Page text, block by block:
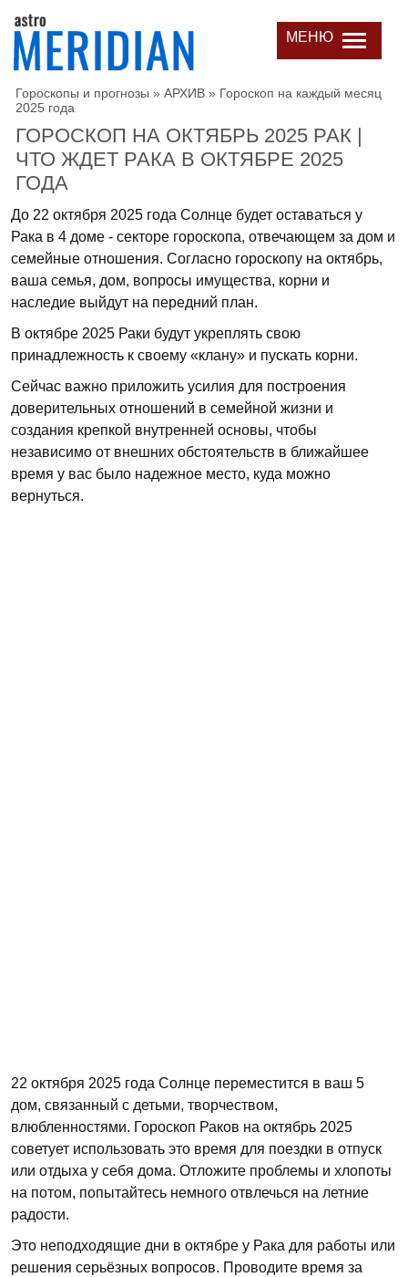
МЕНЮ
Гороскопы и прогнозы » АРХИВ » Гороскоп на каждый месяц
2025 года
ГОРОСКОП НА ОКТЯБРЬ 2025 РАК |
ЧТО ЖДЕТ РАКА В ОКТЯБРЕ 2025
ГОДА
До 22 октября 2025 года Солнце будет оставаться у
Рака в 4 доме - секторе гороскопа, отвечающем за дом и
семейные отношения. Согласно гороскопу на октябрь,
ваша семья, дом, вопросы имущества, корни и
наследие выйдут на передний план.
В октябре 2025 Раки будут укреплять свою
принадлежность к своему «клану» и пускать корни.
Сейчас важно приложить усилия для построения
доверительных отношений в семейной жизни и
создания крепкой внутренней основы, чтобы
независимо от внешних обстоятельств в ближайшее
время у вас было надежное место, куда можно
вернуться.
22 октября 2025 года Солнце переместится в ваш 5
дом, связанный с детьми, творчеством,
влюбленностями. Гороскоп Раков на октябрь 2025
советует использовать это время для поездки в отпуск
или отдыха у себя дома. Отложите проблемы и хлопоты
на потом, попытайтесь немного отвлечься на летние
радости.
Это неподходящие дни в октябре у Рака для работы или
решения серьёзных вопросов. Проводите время за